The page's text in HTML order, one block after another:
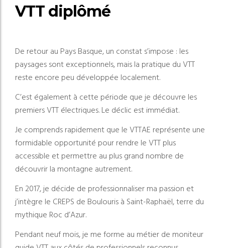
VTT diplômé
De retour au Pays Basque, un constat s’impose : les
paysages sont exceptionnels, mais la pratique du VTT
reste encore peu développée localement.
C’est également à cette période que je découvre les
premiers VTT électriques. Le déclic est immédiat.
Je comprends rapidement que le VTTAE représente une
formidable opportunité pour rendre le VTT plus
accessible et permettre au plus grand nombre de
découvrir la montagne autrement.
En 2017, je décide de professionnaliser ma passion et
j’intègre le CREPS de Boulouris à Saint-Raphaël, terre du
mythique Roc d’Azur.
Pendant neuf mois, je me forme au métier de moniteur